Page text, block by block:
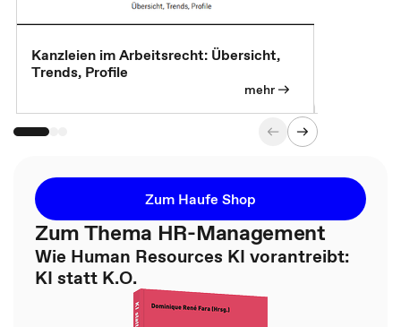
Kanzleien im Arbeitsrecht: Übersicht,
Trends, Profile
mehr
Zum Haufe Shop
Zum Thema HR-Management
Wie Human Resources KI vorantreibt:
KI statt K.O.